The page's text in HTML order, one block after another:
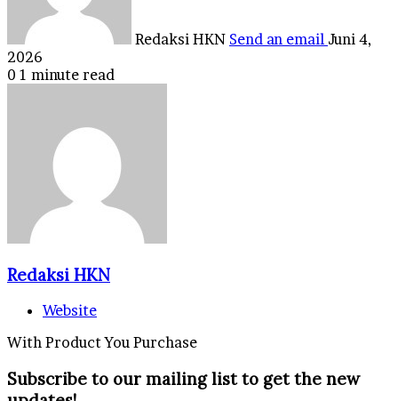
Redaksi HKN Send an email Juni 4,
2026
0 1 minute read
Redaksi HKN
Website
With Product You Purchase
Subscribe to our mailing list to get the new